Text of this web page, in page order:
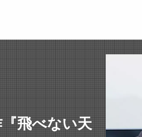
飛べない天